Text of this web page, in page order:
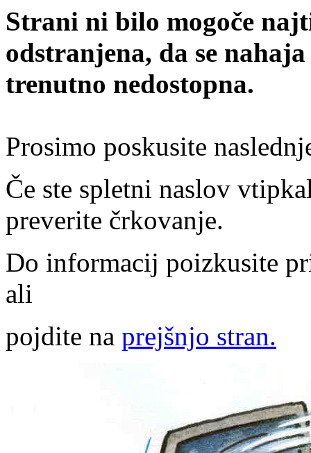
Strani ni bilo mogoče
odstranjena, da se
trenutno nedostopna.
Prosimo poskusite
Če ste spletni naslov
preverite črkovanje.
Do informacij poizkusite
ali
pojdite na prejšnjo stran.